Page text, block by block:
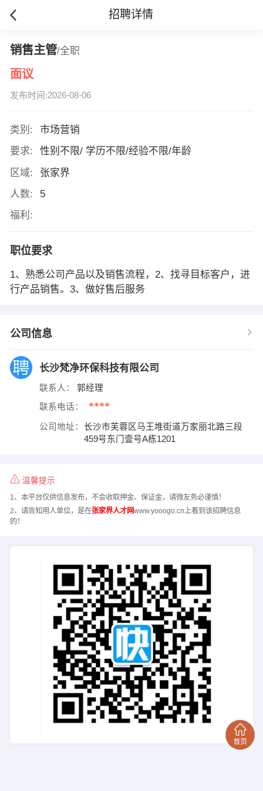
招聘详情
销售主管/全职
面议
发布时间:2026-08-06
类别:
市场营销
要求:
性别不限/ 学历不限/经验不限/年龄
区域:
张家界
人数:
5
福利:
职位要求
1、熟悉公司产品以及销售流程，2、找寻目标客户，进
行产品销售。3、做好售后服务
公司信息
长沙梵净环保科技有限公司
联系人： 郭经理
联系电话： ****
公司地址：
长沙市芙蓉区马王堆街道万家丽北路三段
459号东门壹号A栋1201
温馨提示
1、本平台仅供信息发布，不会收取押金、保证金，请微友务必谨慎！
2、请告知用人单位，是在张家界人才网www.yooogo.cn上看到该招聘信息
的！